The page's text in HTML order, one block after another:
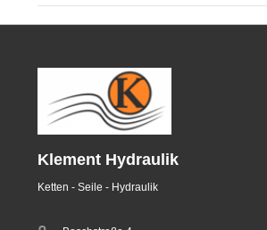
Klement Hydraulik
Ketten - Seile - Hydraulik